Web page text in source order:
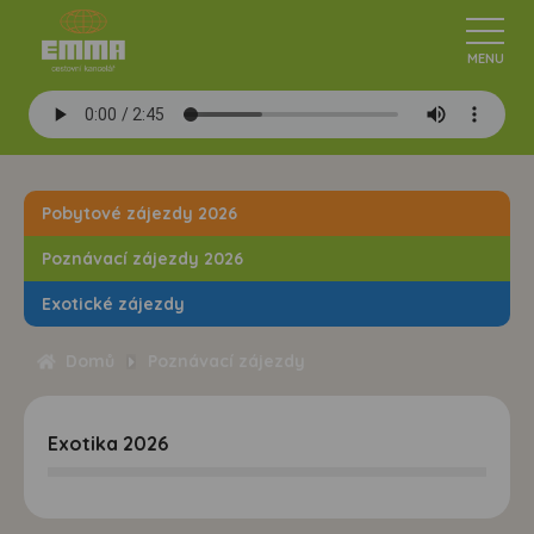
Pobytové zájezdy 2026
Poznávací zájezdy 2026
Exotické zájezdy
Exotika 2026